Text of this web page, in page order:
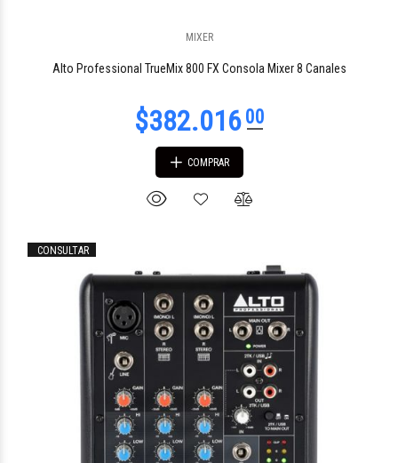
MIXER
Alto Professional TrueMix 800 FX Consola Mixer 8 Canales
COMPRAR
CONSULTAR
$231.52500